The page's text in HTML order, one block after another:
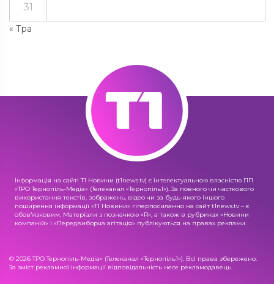
« Тра
31
Інформація на сайті Т1 Новини (t1news.tv) є інтелектуальною власністю ПП
«ТРО Тернопіль-Медіа» (Телеканал «Тернопіль1»). За повного чи часткового
використання текстів, зображень, відео чи за будь-якого іншого
поширення інформації «Т1 Новини» гіперпосилання на сайт t1news.tv – є
обов'язковим. Матеріали з позначкою «R», а також в рубриках «Новини
компаній» і «Передвиборча агітація» публікуються на правах реклами.
© 2026 ТРО Тернопіль-Медіа» (Телеканал «Тернопіль1»). Всі права збережено.
За зміст рекламної інформації відповідальність несе рекламодавець.